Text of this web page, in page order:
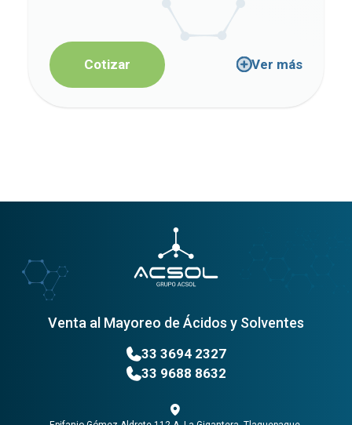
Cotizar Ver más
Venta al Mayoreo de Ácidos y Solventes
33 3694 2327
33 9688 8632